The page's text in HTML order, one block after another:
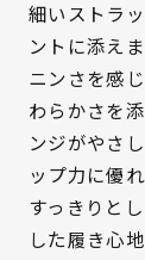
サイズを
細いストラ
ントに添え
ニンさを感
わらかさを
ンジがやさ
ップ力に優
すっきりと
した履き心